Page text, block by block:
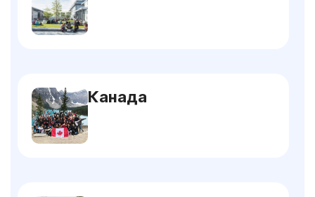
Канада